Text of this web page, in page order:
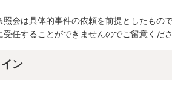
会は具体的事件の依頼を前提としたもの
任することができませんのでご留意くださ
ン